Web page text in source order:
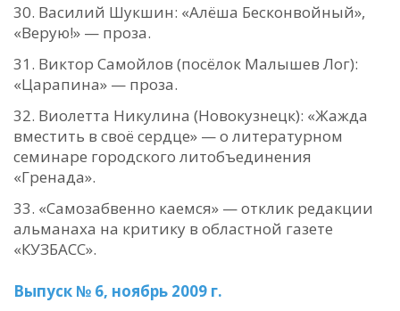
Василий Шукшин: «Алёша Бесконвойный»,
«Верую!» — проза.
Виктор Самойлов (посёлок Малышев Лог):
«Царапина» — проза.
Виолетта Никулина (Новокузнецк): «Жажда
вместить в своё сердце» — о литературном
семинаре городского литобъединения
«Гренада».
«Самозабвенно каемся» — отклик редакции
альманаха на критику в областной газете
«КУЗБАСС».
Выпуск № 6, ноябрь 2009 г.